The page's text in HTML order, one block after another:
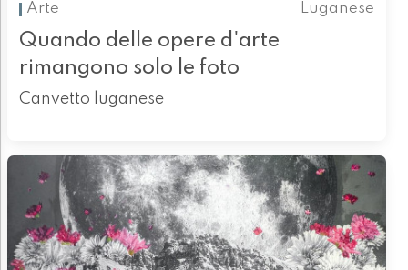
Arte
Luganese
Quando delle opere d'arte
rimangono solo le foto
Canvetto luganese